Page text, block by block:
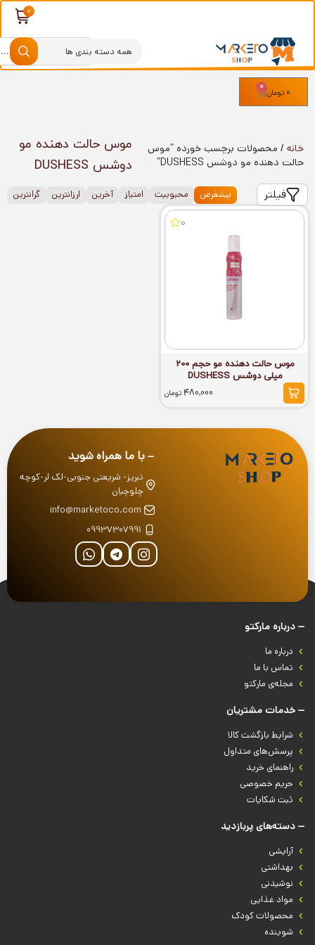
0 تومان
0
خانه / محصولات برچسب خورده “موس
حالت دهنده مو دوشس DUSHESS”
موس حالت دهنده مو
دوشس DUSHESS
پیشفرض محبوبیت امتیاز آخرین ارزانترین گرانترین فیلتر
0
موس حالت دهنده مو حجم 200
میلی دوشس DUSHESS
480,000تومان
با ما همراه شوید
تبریز- شریعتی جنوبی-لک لر-کوچه
چلوچیان
info@marketoco.com
09937307991
درباره‌ مارکتو
درباره‌ ما
تماس با ما
مجله‌ی مارکتو
خدمات مشتریان
شرایط بازگشت کالا
پرسش‌های متداول
راهنمای خرید
حریم خصوصی
ثبت شکایات
دسته‌های پربازدید
آرایشی
بهداشتی
نوشیدنی
مواد غذایی
محصولات کودک
شوینده